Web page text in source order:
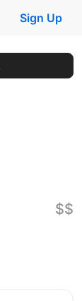
Sign Up
$$